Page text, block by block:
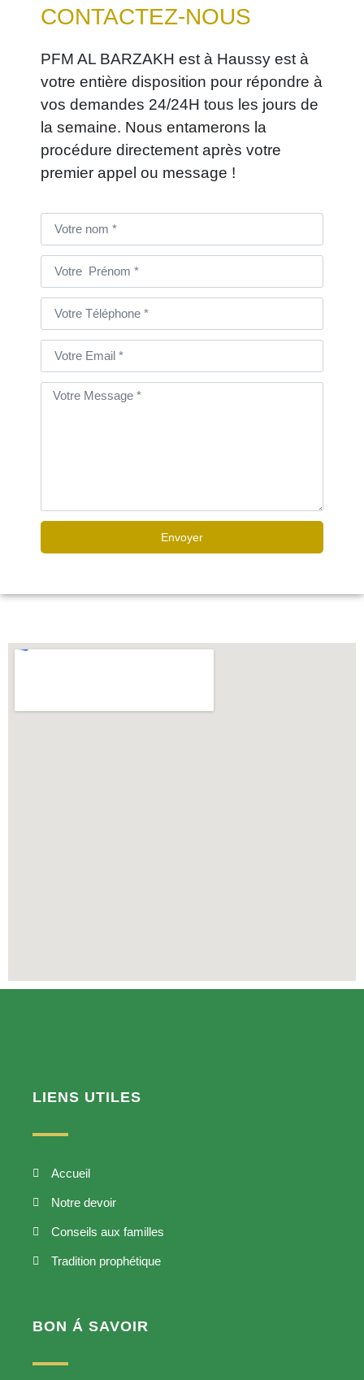
CONTACTEZ-NOUS
PFM AL BARZAKH est à Haussy est à
votre entière disposition pour répondre à
vos demandes 24/24H tous les jours de
la semaine. Nous entamerons la
procédure directement après votre
premier appel ou message !
Envoyer
LIENS UTILES
Accueil
Notre devoir
Conseils aux familles
Tradition prophétique
BON Á SAVOIR